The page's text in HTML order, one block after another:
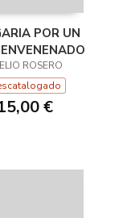
POR UN
ROSERO
€